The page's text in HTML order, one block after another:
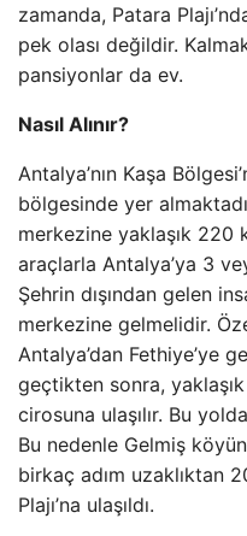
zamanda, Patara
pek olası değildir.
pansiyonlar da ev.
Nasıl Alınır?
Antalya’nın Kaşa
bölgesinde yer
merkezine yaklaşık 220
araçlarla Antalya’ya 3
Şehrin dışından gelen
merkezine gelmelidir.
Antalya’dan Fethiye’ye
geçtikten sonra,
cirosuna ulaşılır. Bu
Bu nedenle Gelmiş
birkaç adım uzaklıktan
Plajı’na ulaşıldı.